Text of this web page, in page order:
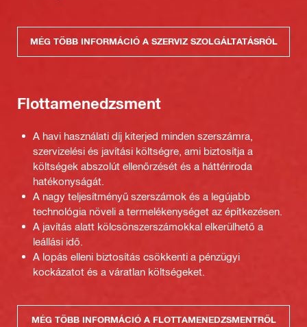
MÉG TÖBB INFORMÁCIÓ A SZERVIZ SZOLGÁLTATÁSRÓL
Flottamenedzsment
A havi használati díj kiterjed minden szerszámra,
szervizelési és javítási költségre, ami biztosítja a
költségek abszolút ellenőrzését és a háttériroda
hatékonyságát.
A nagy teljesítményű szerszámok és a legújabb
technológia növeli a termelékenységet az építkezésen.
A javítás alatt kölcsönszerszámokkal elkerülhető a
leállási idő.
A lopás elleni biztosítás csökkenti a pénzügyi
kockázatot és a váratlan költségeket.
MÉG TÖBB INFORMÁCIÓ A FLOTTAMENEDZSMENTRŐL